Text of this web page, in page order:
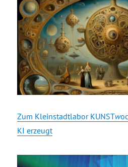
Zum Kleinstadtlabor KUNSTw
KI erzeugt